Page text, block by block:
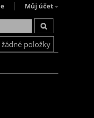
Můj účet
položky